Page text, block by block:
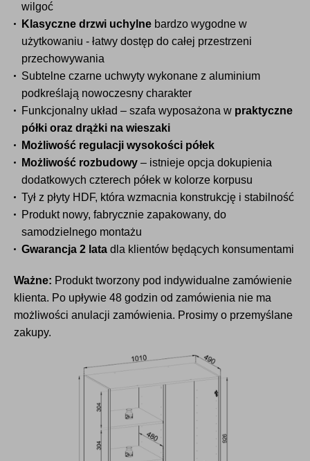
wilgoć
Klasyczne drzwi uchylne bardzo wygodne w
użytkowaniu - łatwy dostęp do całej przestrzeni
przechowywania
Subtelne czarne uchwyty wykonane z aluminium
podkreślają nowoczesny charakter
Funkcjonalny układ – szafa wyposażona w praktyczne
półki oraz drążki na wieszaki
Możliwość regulacji wysokości półek
Możliwość rozbudowy – istnieje opcja dokupienia
dodatkowych czterech półek w kolorze korpusu
Tył z płyty HDF, która wzmacnia konstrukcję i stabilność
Produkt nowy, fabrycznie zapakowany, do
samodzielnego montażu
Gwarancja 2 lata dla klientów będących konsumentami
Ważne: Produkt tworzony pod indywidualne zamówienie
klienta. Po upływie 48 godzin od zamówienia nie ma
możliwości anulacji zamówienia. Prosimy o przemyślane
zakupy.